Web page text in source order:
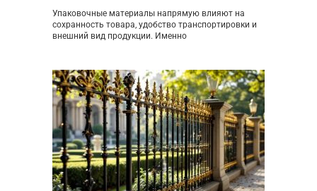
Упаковочные материалы напрямую влияют на
сохранность товара, удобство транспортировки и
внешний вид продукции. Именно